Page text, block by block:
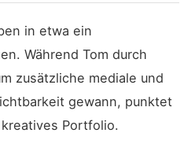
in etwa ein
Während Tom durch
zusätzliche mediale und
gewann, punktet
Portfolio.